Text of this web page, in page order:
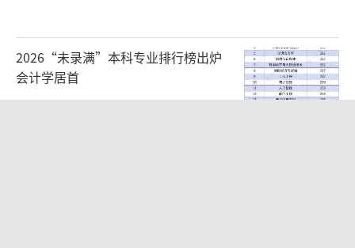
2026“未录满”本科专业排行榜出炉
会计学居首
2026-08-09 09:11:38